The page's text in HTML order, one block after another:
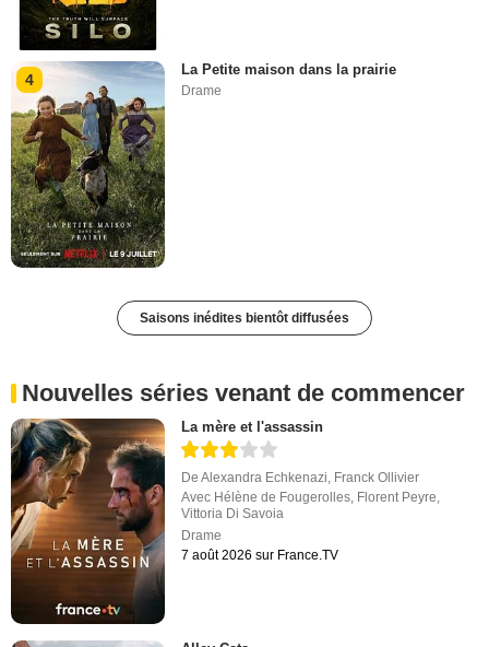
4
La Petite maison dans la prairie
Drame
Saisons inédites bientôt diffusées
Nouvelles séries venant de commencer
La mère et l'assassin
DeAlexandra Echkenazi Franck Ollivier
Avec Hélène de Fougerolles Florent Peyre
Vittoria Di Savoia
Drame
7 août 2026 sur France.TV